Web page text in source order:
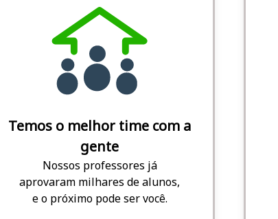
Temos o melhor time com a
gente
Nossos professores já
aprovaram milhares de alunos,
e o próximo pode ser você.